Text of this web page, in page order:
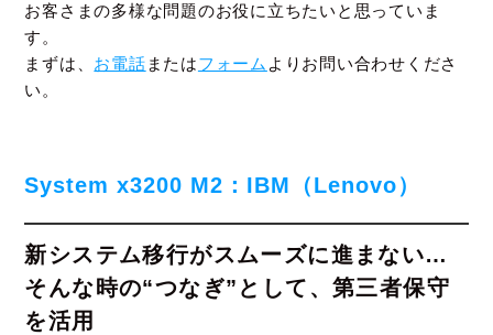
お客さまの多様な問題のお役に立ちたいと思っていま
す。
まずは、 お電話 またはフォーム よりお問い合わせくださ
い。
System x3200 M2：IBM（Lenovo）
新システム移行がスムーズに進まない…
そんな時の“つなぎ”として、第三者保守
を活用